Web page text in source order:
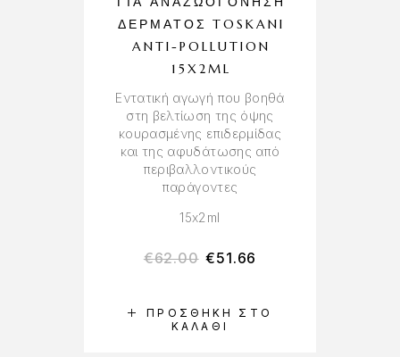
ΠΡΟΣΘΉΚΗ ΣΤΟ
ΚΑΛΆΘΙ
ΔΈΡΜΑΤΟΣ TOSKANI
ANTI-POLLUTION
15X2ML
Εντατική αγωγή που βοηθά
στη βελτίωση της όψης
κουρασμένης επιδερμίδας
και της αφυδάτωσης από
περιβαλλοντικούς
παράγοντες
15x2ml
€62.00 €51.66